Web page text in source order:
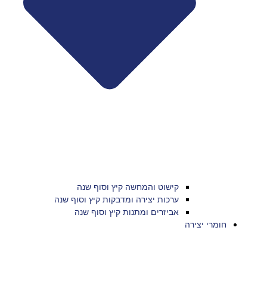
קישוט והמחשה קיץ וסוף שנה
ערכות יצירה ומדבקות קיץ וסוף שנה
אביזרים ומתנות קיץ וסוף שנה
חומרי יצירה